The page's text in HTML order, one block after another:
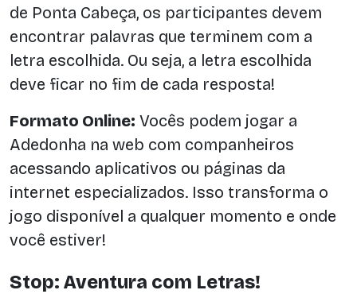
de Ponta Cabeça, os participantes devem
encontrar palavras que terminem com a
letra escolhida. Ou seja, a letra escolhida
deve ficar no fim de cada resposta!
Formato Online: Vocês podem jogar a
Adedonha na web com companheiros
acessando aplicativos ou páginas da
internet especializados. Isso transforma o
jogo disponível a qualquer momento e onde
você estiver!
Stop: Aventura com Letras!